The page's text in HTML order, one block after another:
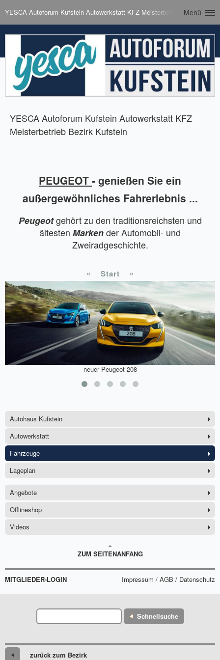
YESCA Autoforum Kufstein Autowerkstatt KFZ Meisterbetrieb Bezirk
Menü
YESCA Autoforum Kufstein Autowerkstatt KFZ
Meisterbetrieb Bezirk Kufstein
PEUGEOT - genießen Sie ein
außergewöhnliches Fahrerlebnis ...
Peugeotgehört zu den traditionsreichsten und
ältesten Markender Automobil- und
Zweiradgeschichte.
« Start »
neuer Peugeot 208
Autohaus Kufstein
Autowerkstatt
Fahrzeuge
Lageplan
Angebote
Offlineshop
Videos
ZUM SEITENANFANG
MITGLIEDER-LOGIN Impressum / AGB / Datenschutz
Schnellsuche
zurück zum Bezirk